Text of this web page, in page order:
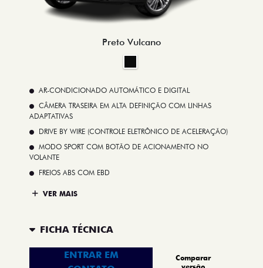
Preto Vulcano
AR-CONDICIONADO AUTOMÁTICO E DIGITAL
CÂMERA TRASEIRA EM ALTA DEFINIÇÃO COM LINHAS
ADAPTATIVAS
DRIVE BY WIRE (CONTROLE ELETRÔNICO DE ACELERAÇÃO)
MODO SPORT COM BOTÃO DE ACIONAMENTO NO
VOLANTE
FREIOS ABS COM EBD
VER MAIS
FICHA TÉCNICA
ENTRAR EM
Comparar